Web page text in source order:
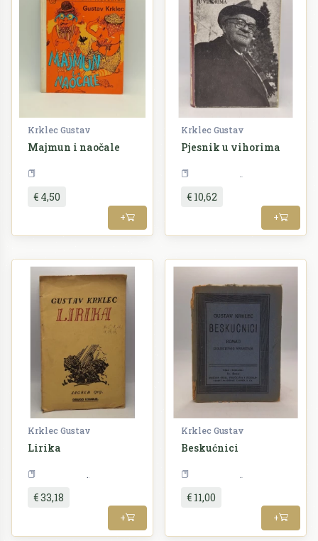
Krklec Gustav
Majmun i naočale
Književnost
€ 4,50
+
Krklec Gustav
Pjesnik u vihorima
€ 10,62
+
Krklec Gustav
Lirika
€ 33,18
+
Krklec Gustav
Beskućnici
€ 11,00
+